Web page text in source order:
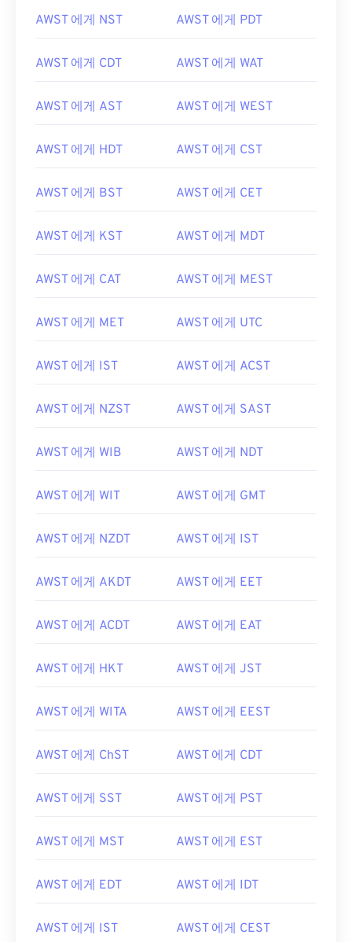
AWST 에게 NST AWST 에게 PDT
AWST 에게 CDT AWST 에게 WAT
AWST 에게 AST AWST 에게 WEST
AWST 에게 HDT AWST 에게 CST
AWST 에게 BST AWST 에게 CET
AWST 에게 KST AWST 에게 MDT
AWST 에게 CAT AWST 에게 MEST
AWST 에게 MET AWST 에게 UTC
AWST 에게 IST AWST 에게 ACST
AWST 에게 NZST AWST 에게 SAST
AWST 에게 WIB AWST 에게 NDT
AWST 에게 WIT AWST 에게 GMT
AWST 에게 NZDT AWST 에게 IST
AWST 에게 AKDT AWST 에게 EET
AWST 에게 ACDT AWST 에게 EAT
AWST 에게 HKT AWST 에게 JST
AWST 에게 WITA AWST 에게 EEST
AWST 에게 ChST AWST 에게 CDT
AWST 에게 SST AWST 에게 PST
AWST 에게 MST AWST 에게 EST
AWST 에게 EDT AWST 에게 IDT
AWST 에게 IST AWST 에게 CEST